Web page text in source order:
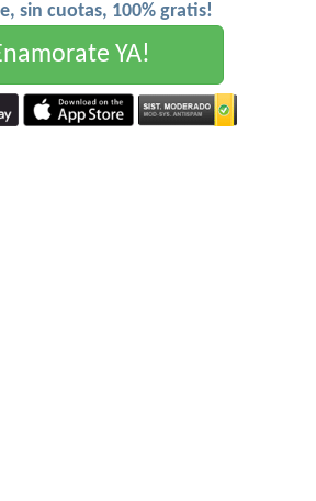
sin cuotas, 100% gratis!
YA!